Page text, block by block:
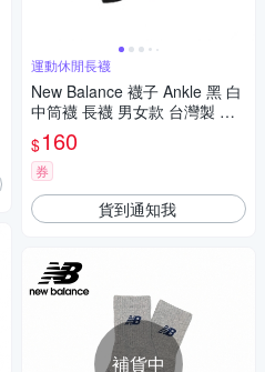
運動休閒長襪
New Balance 襪子 Ankle 黑 白
中筒襪 長襪 男女款 台灣製 運
動 NB 紐巴倫 7120400489
$160
券
貨到通知我
補貨中